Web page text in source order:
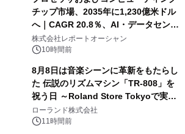
チップ市場、2035年に1,230億米ドル
へ｜CAGR 20.8％、AI・データセンタ
ー需要が成長を牽引
株式会社レポートオーシャン
10時間前
8月8日は音楽シーンに革新をもたらし
た 伝説のリズムマシン「TR-808」を
祝う日 ～Roland Store Tokyoで実機
を展示しての 記念キャンペーンを開
催 英国ラジオ「NTS」の 特別プログ
ローランド株式会社
11時間前